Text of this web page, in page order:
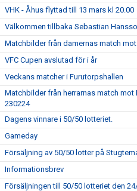
VHK - Åhus flyttad till 13 mars kl 20.00
Välkommen tillbaka Sebastian
Matchbilder från damernas match
VFC Cupen avslutad för i år
Veckans matcher i Furutorpshallen
Matchbilder från herrarnas match mot
230224
Dagens vinnare i 50/50 lotteriet.
Gameday
Försäljning av 50/50 lotter på
Informationsbrev
Försäljningen till 50/50 lotteriet den